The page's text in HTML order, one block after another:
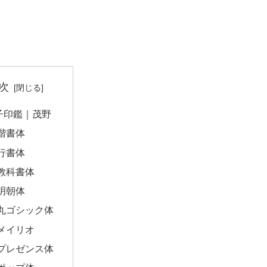
印鑑｜茂野
書体
書体
科書体
朝体
ゴシック体
イリオ
レゼンス体